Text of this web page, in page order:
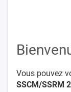
Vous pouvez
SSCM/SSRM